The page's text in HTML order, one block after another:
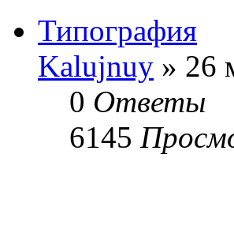
Типография
Kalujnuy » 26
0 Ответы
6145